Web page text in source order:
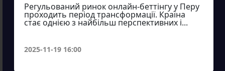
Регульований ринок онлайн-беттінгу у Перу
проходить період трансформації. Країна
стає однією з найбільш перспективних і...
2025-11-19 16:00